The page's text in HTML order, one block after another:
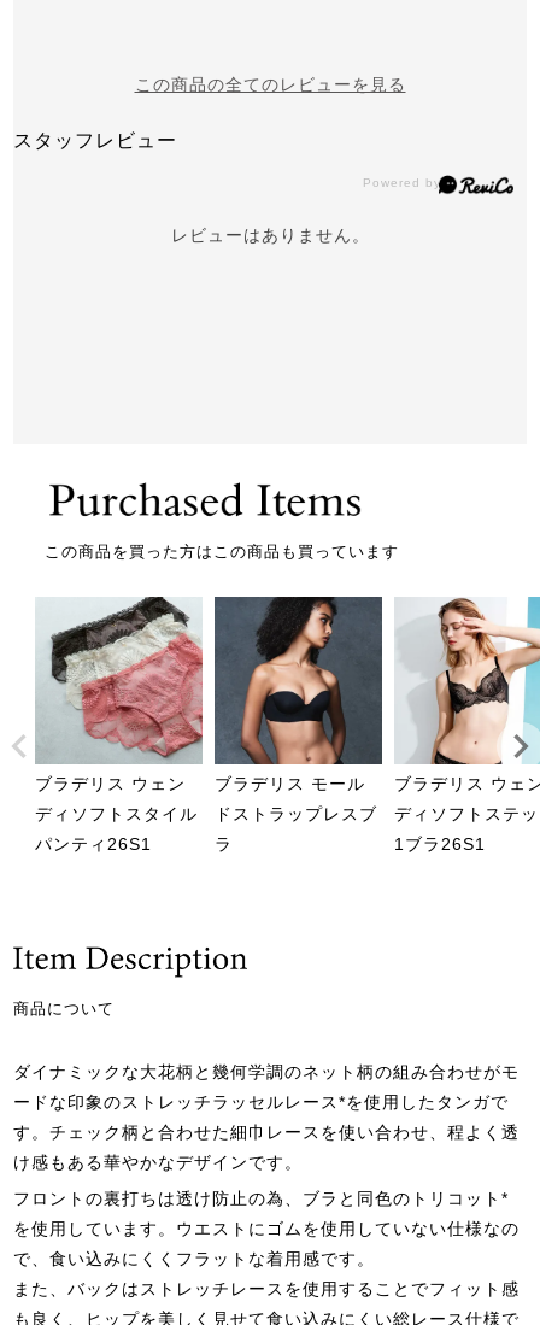
この商品の全てのレビューを見る
スタッフレビュー
レビューはありません。
この商品を買った方はこの商品も買っています
ブラデリス ウェン
ディソフトスタイル
パンティ26S1
ブラデリス モール
ドストラップレスブ
ラ
ブラデリス ウェ
ディソフトステ
1ブラ26S1
商品について
ダイナミックな大花柄と幾何学調のネット柄の組み合わせがモ
ードな印象のストレッチラッセルレース*を使用したタンガで
す。チェック柄と合わせた細巾レースを使い合わせ、程よく透
け感もある華やかなデザインです。
フロントの裏打ちは透け防止の為、ブラと同色のトリコット*
を使用しています。ウエストにゴムを使用していない仕様なの
で、食い込みにくくフラットな着用感です。
また、バックはストレッチレースを使用することでフィット感
も良く、ヒップを美しく見せて食い込みにくい総レース仕様で